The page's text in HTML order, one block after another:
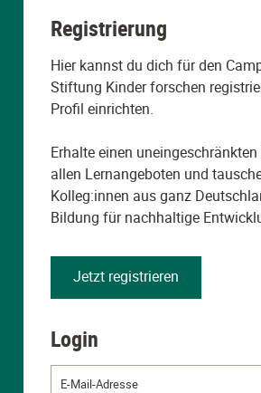
Registrierung
Hier kannst du dich für den
Stiftung Kinder forschen
Profil einrichten.
Erhalte einen
allen Lernangeboten und
Kolleg:innen aus ganz
Bildung für nachhaltige
Jetzt registrieren
Login
überspringen
Login